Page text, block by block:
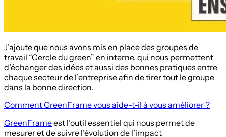
J’ajoute que nous avons mis en place des groupes de
travail “Cercle du green” en interne, qui nous permettent
d’échanger des idées et aussi des bonnes pratiques entre
chaque secteur de l’entreprise afin de tirer tout le groupe
dans la bonne direction.
Comment GreenFrame vous aide-t-il à vous améliorer ?
GreenFrameest l’outil essentiel qui nous permet de
mesurer et de suivre l’évolution de l’impact